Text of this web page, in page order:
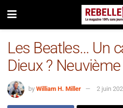
Les Beatles… Un
Dieux ?
by William H. Miller 2 juin